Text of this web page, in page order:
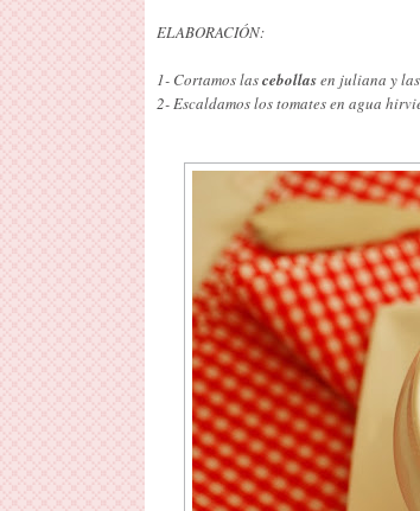
ELABORACIÓN:
1- Cortamos lascebollasen juliana y
2- Escaldamos los tomates en agua